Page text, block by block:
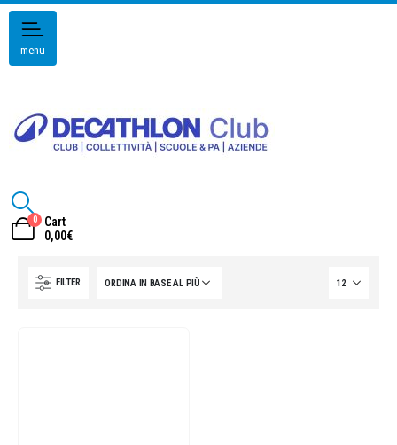
menu
0
Cart
0,00€
FILTER